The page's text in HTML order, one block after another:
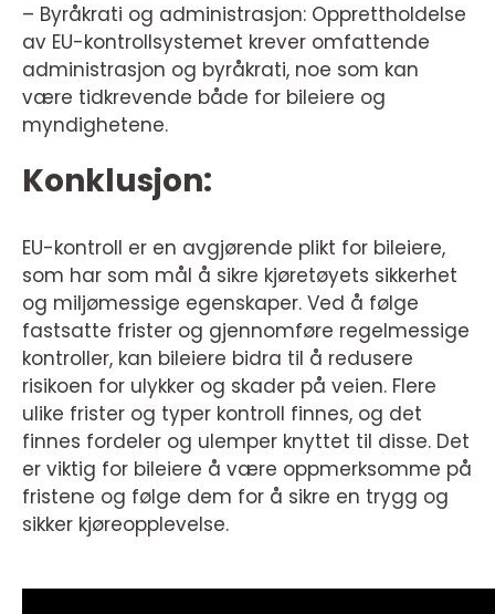
– Byråkrati og administrasjon: Opprettholdelse
av EU-kontrollsystemet krever omfattende
administrasjon og byråkrati, noe som kan
være tidkrevende både for bileiere og
myndighetene.
Konklusjon:
EU-kontroll er en avgjørende plikt for bileiere,
som har som mål å sikre kjøretøyets sikkerhet
og miljømessige egenskaper. Ved å følge
fastsatte frister og gjennomføre regelmessige
kontroller, kan bileiere bidra til å redusere
risikoen for ulykker og skader på veien. Flere
ulike frister og typer kontroll finnes, og det
finnes fordeler og ulemper knyttet til disse. Det
er viktig for bileiere å være oppmerksomme på
fristene og følge dem for å sikre en trygg og
sikker kjøreopplevelse.